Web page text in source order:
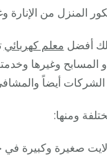
المنزل من الإنارة
لك أفضل معلم كهربائي
المسابح وغيرها
الشركات أيضاً
ومنها:
صغيرة وكبيرة في